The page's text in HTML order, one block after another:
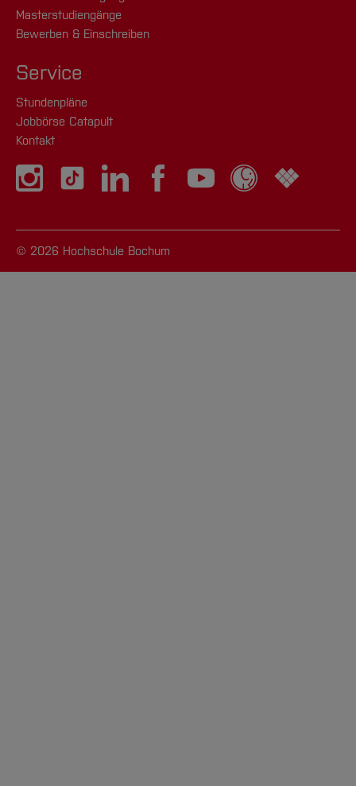
Masterstudiengänge
Bewerben & Einschreiben
Service
Stundenpläne
Jobbörse Catapult
Kontakt
© 2026 Hochschule Bochum